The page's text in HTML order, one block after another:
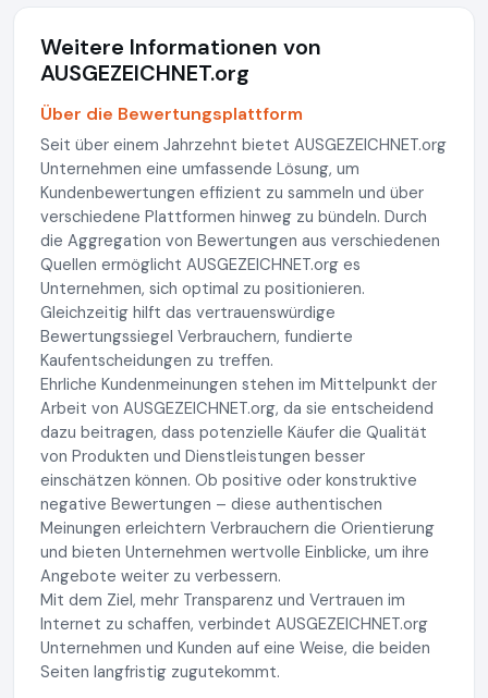
Weitere Informationen von
AUSGEZEICHNET.org
Über die Bewertungsplattform
Seit über einem Jahrzehnt bietet AUSGEZEICHNET.org
Unternehmen eine umfassende Lösung, um
Kundenbewertungen effizient zu sammeln und über
verschiedene Plattformen hinweg zu bündeln. Durch
die Aggregation von Bewertungen aus verschiedenen
Quellen ermöglicht AUSGEZEICHNET.org es
Unternehmen, sich optimal zu positionieren.
Gleichzeitig hilft das vertrauenswürdige
Bewertungssiegel Verbrauchern, fundierte
Kaufentscheidungen zu treffen.
Ehrliche Kundenmeinungen stehen im Mittelpunkt der
Arbeit von AUSGEZEICHNET.org, da sie entscheidend
dazu beitragen, dass potenzielle Käufer die Qualität
von Produkten und Dienstleistungen besser
einschätzen können. Ob positive oder konstruktive
negative Bewertungen – diese authentischen
Meinungen erleichtern Verbrauchern die Orientierung
und bieten Unternehmen wertvolle Einblicke, um ihre
Angebote weiter zu verbessern.
Mit dem Ziel, mehr Transparenz und Vertrauen im
Internet zu schaffen, verbindet AUSGEZEICHNET.org
Unternehmen und Kunden auf eine Weise, die beiden
Seiten langfristig zugutekommt.